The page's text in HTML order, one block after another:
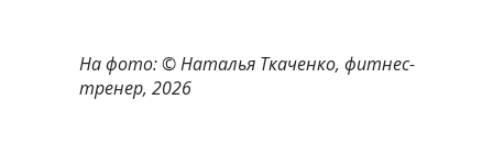
На фото: ©Наталья Ткаченко, фитнес-
тренер, 2026